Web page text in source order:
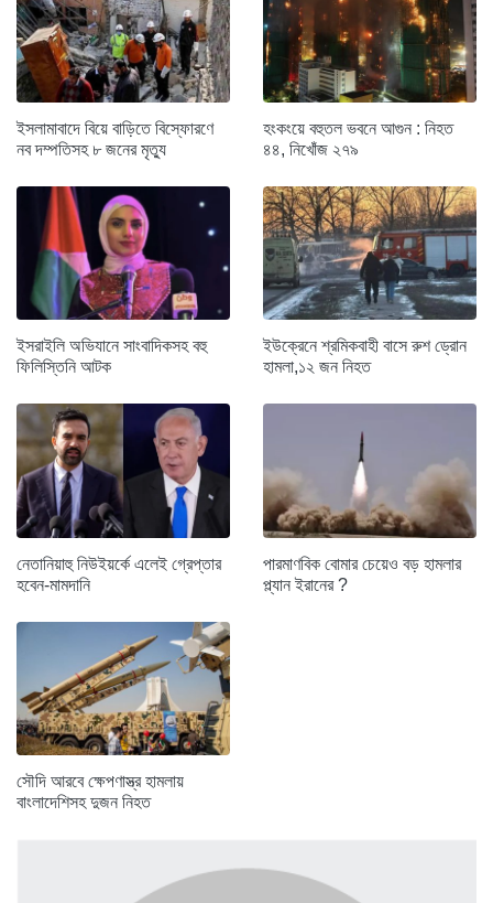
ইসলামাবাদে বিয়ে বাড়িতে বিস্ফোরণে
নব দম্পতিসহ ৮ জনের মৃত্যু
হংকংয়ে বহুতল ভবনে আগুন : নিহত
৪৪, নিখোঁজ ২৭৯
ইসরাইলি অভিযানে সাংবাদিকসহ বহু
ফিলিস্তিনি আটক
ইউক্রেনে শ্রমিকবাহী বাসে রুশ ড্রোন
হামলা,১২ জন নিহত
নেতানিয়াহু নিউইয়র্কে এলেই গ্রেপ্তার
হবেন-মামদানি
পারমাণবিক বোমার চেয়েও বড় হামলার
প্ল্যান ইরানের ?
সৌদি আরবে ক্ষেপণাস্ত্র হামলায়
বাংলাদেশিসহ দুজন নিহত